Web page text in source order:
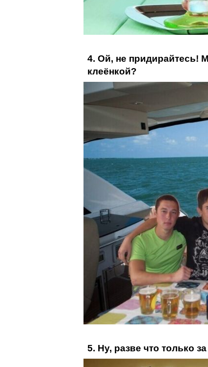
4. Ой, не придирайтесь!
клеёнкой?
5. Ну, разве что только